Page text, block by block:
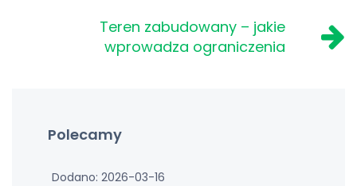
Teren zabudowany – jakie
wprowadza ograniczenia
Polecamy
Dodano: 2026-03-16